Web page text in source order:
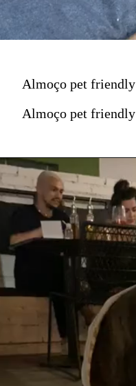
Almoço pet friendly
Almoço pet friendly